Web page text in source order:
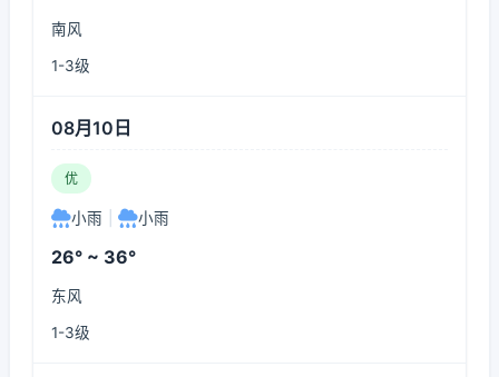
南风
1-3级
08月10日
优
小雨 小雨
26° ~ 36°
东风
1-3级